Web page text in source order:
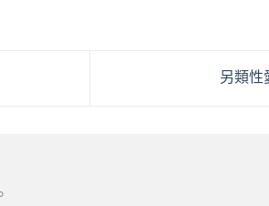
另類性